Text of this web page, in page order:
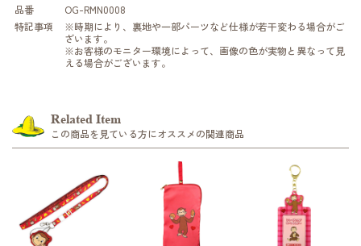
品番
OG-RMN0008
特記事項
※時期により、裏地や一部パーツなど仕様が若干変わる場合がご
ざいます。
※お客様のモニター環境によって、画像の色が実物と異なって見
える場合がございます。
Related Item
この商品を見ている方にオススメの関連商品